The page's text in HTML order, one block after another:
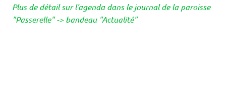
Plus de détail sur l'agenda dans le journal de la paroisse
"Passerelle" -> bandeau "Actualité"